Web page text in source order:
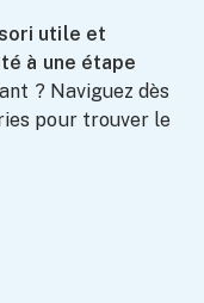
utile et
à une étape
? Naviguez dès
pour trouver le